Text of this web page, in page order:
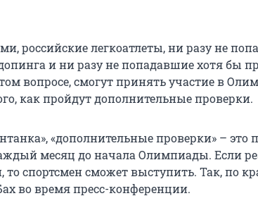
российские легкоатлеты, ни разу не
и ни разу не попадавшие хотя бы
вопросе, смогут принять участие в
как пройдут дополнительные проверки.
«дополнительные проверки» – это
месяц до начала Олимпиады. Если
спортсмен сможет выступить. Так, по
во время пресс-конференции.